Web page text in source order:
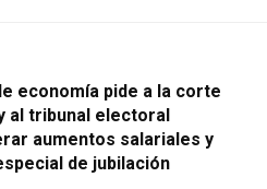
economía pide a la corte
al tribunal electoral
aumentos salariales y
de jubilación